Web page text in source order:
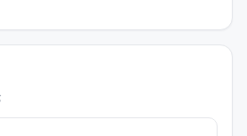
42.48 GB 49.78 GB